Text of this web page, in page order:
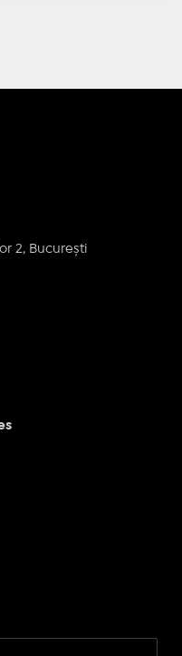
2, București